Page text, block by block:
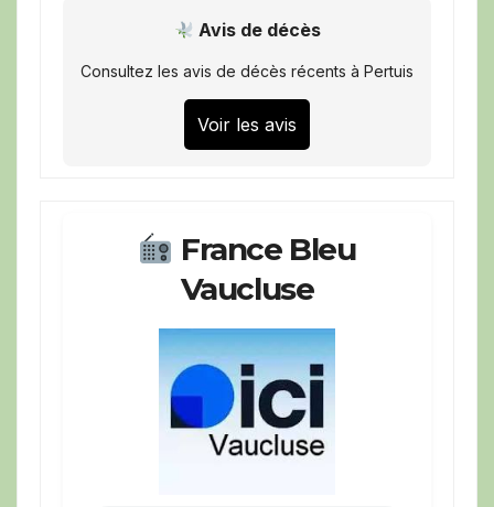
Avis de décès
Consultez les avis de décès récents à Pertuis
Voir les avis
France Bleu
Vaucluse